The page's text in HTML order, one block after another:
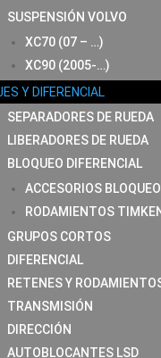
SUSPENSIÓN VOLVO
XC70 (07 – …)
XC90 (2005-…)
Y DIFERENCIAL
SEPARADORES DE RUEDA
LIBERADORES DE RUEDA
BLOQUEO DIFERENCIAL
ACCESORIOS
RODAMIENTOS
GRUPOS CORTOS
DIFERENCIAL
RETENES Y
TRANSMISIÓN
DIRECCIÓN
AUTOBLOCANTES LSD